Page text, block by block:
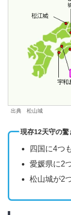
出典 松山城
現存12天守の驚
四国に4つ
愛媛県に2
松山城が2